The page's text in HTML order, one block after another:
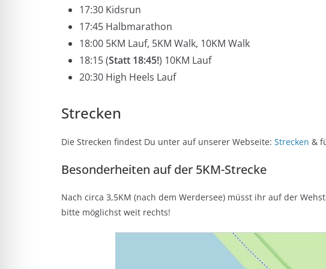
17:30 Kidsrun
17:45 Halbmarathon
18:00 5KM Lauf, 5KM Walk, 10KM Walk
18:15 (Statt 18:45!) 10KM Lauf
20:30 High Heels Lauf
Strecken
Die Strecken findest Du unter auf unserer Webseite: Strecken &
Besonderheiten auf der 5KM-Strecke
Nach circa 3,5KM (nach dem Werdersee) müsst ihr auf der
bitte möglichst weit rechts!